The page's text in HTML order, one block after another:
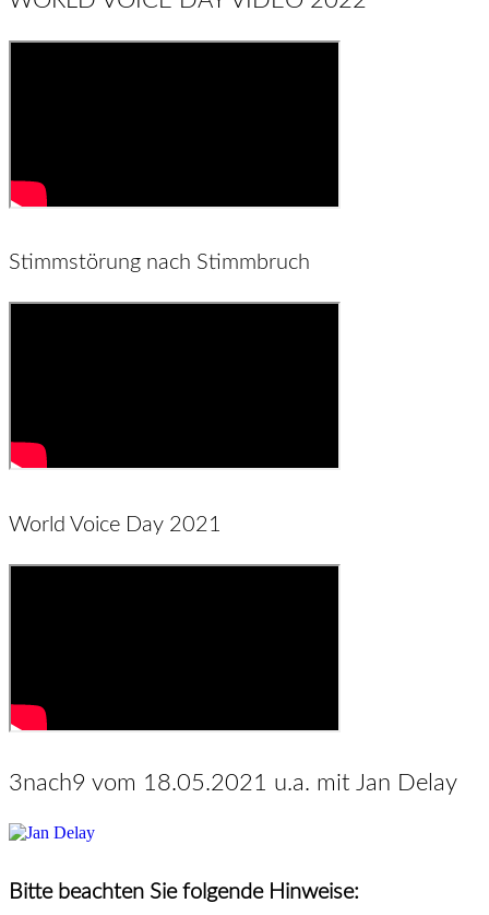
Stimmstörung nach Stimmbruch
World Voice Day 2021
3nach9 vom 18.05.2021 u.a. mit Jan Delay
Bitte beachten Sie folgende Hinweise: